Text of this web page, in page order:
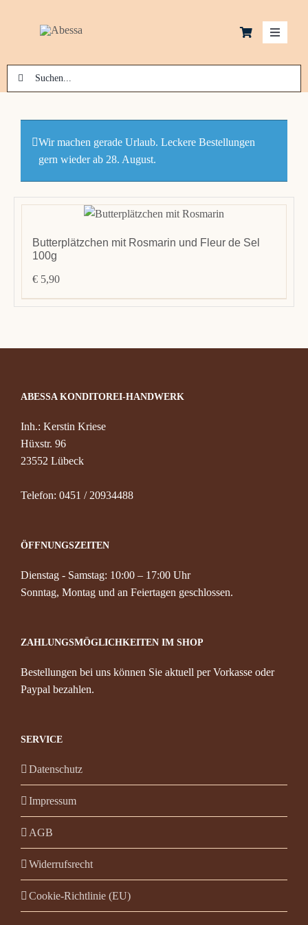
Toggle
Kekse
News
Suche
nach:
Wir machen gerade Urlaub. Leckere Bestellungen
gern wieder ab 28. August.
Butterplätzchen mit Rosmarin und Fleur de Sel
100g
€ 5,90
ABESSA KONDITOREI-HANDWERK
Inh.: Kerstin Kriese
Hüxstr. 96
23552 Lübeck
Telefon: 0451 / 20934488
ÖFFNUNGSZEITEN
Dienstag - Samstag: 10:00 – 17:00 Uhr
Sonntag, Montag und an Feiertagen geschlossen.
ZAHLUNGSMÖGLICHKEITEN IM SHOP
Bestellungen bei uns können Sie aktuell per Vorkasse oder
Paypal bezahlen.
SERVICE
Datenschutz
Impressum
AGB
Widerrufsrecht
Cookie-Richtlinie (EU)